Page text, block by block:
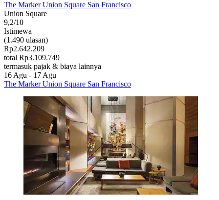
The Marker Union Square San Francisco
Union Square
9,2/10
Istimewa
(1.490 ulasan)
Rp2.642.209
total Rp3.109.749
termasuk pajak & biaya lainnya
16 Agu - 17 Agu
The Marker Union Square San Francisco